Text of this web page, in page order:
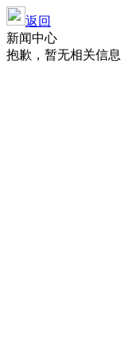
返回
新闻中心
抱歉，暂无相关信息